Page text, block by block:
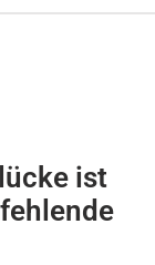
ist